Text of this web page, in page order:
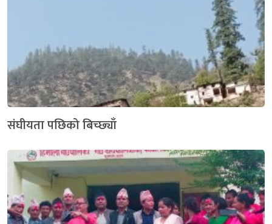
संघीयता पछिको बिच्छ्याँ